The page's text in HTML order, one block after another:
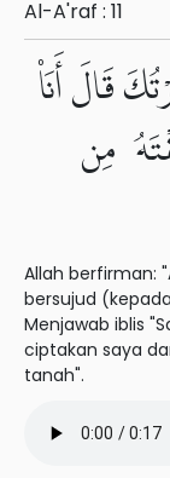
Al-A'raf : 11
قَالَ أَنَا۠
مِن
Allah berfirman:
bersujud
Menjawab iblis
ciptakan saya
tanah".